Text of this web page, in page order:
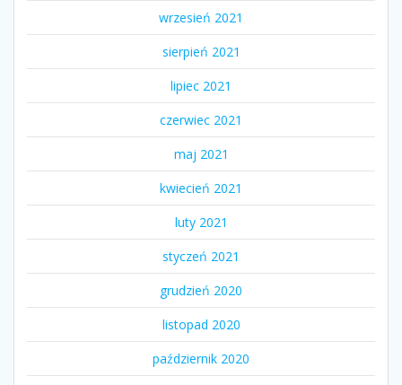
wrzesień 2021
sierpień 2021
lipiec 2021
czerwiec 2021
maj 2021
kwiecień 2021
luty 2021
styczeń 2021
grudzień 2020
listopad 2020
październik 2020